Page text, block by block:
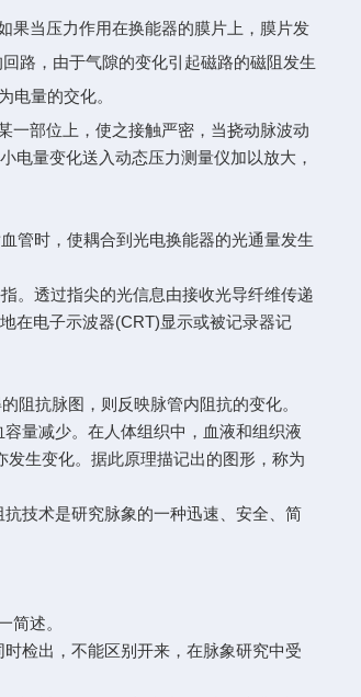
果当压力作用在换能器的膜片上，膜片发
路，由于气隙的变化引起磁路的磁阻发生
电量的交化。
部位上，使之接触严密，当挠动脉波动
电量变化送入动态压力测量仪加以放大，
管时，使耦合到光电换能器的光通量发生
。透过指尖的光信息由接收光导纤维传递
在电子示波器(CRT)显示或被记录器记
抗脉图，则反映脉管内阻抗的变化。
量减少。在人体组织中，血液和组织液
生变化。据此原理描记出的图形，称为
技术是研究脉象的一种迅速、安全、简
述。
检出，不能区别开来，在脉象研究中受